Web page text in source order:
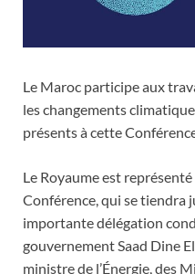
Le Maroc participe aux
les changements
présents à cette
Le Royaume est
Conférence, qui se tiendra
importante délégation
gouvernement Saad Dine
ministre de l’Énergie, des